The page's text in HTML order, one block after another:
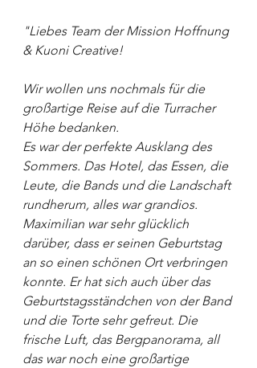
"Liebes Team der Mission Hoffnung
& Kuoni Creative!
Wir wollen uns nochmals für die
großartige Reise auf die Turracher
Höhe bedanken.
Es war der perfekte Ausklang des
Sommers. Das Hotel, das Essen, die
Leute, die Bands und die Landschaft
rundherum, alles war grandios.
Maximilian war sehr glücklich
darüber, dass er seinen Geburtstag
an so einen schönen Ort verbringen
konnte. Er hat sich auch über das
Geburtstagsständchen von der Band
und die Torte sehr gefreut. Die
frische Luft, das Bergpanorama, all
das war noch eine großartige